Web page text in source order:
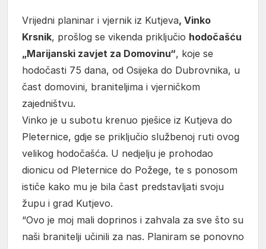
Vrijedni planinar i vjernik iz Kutjeva, Vinko
Krsnik, prošlog se vikenda priključio hodočašću
„Marijanski zavjet za Domovinu“, koje se
hodočasti 75 dana, od Osijeka do Dubrovnika, u
čast domovini, braniteljima i vjerničkom
zajedništvu.
Vinko je u subotu krenuo pješice iz Kutjeva do
Pleternice, gdje se priključio službenoj ruti ovog
velikog hodočašća. U nedjelju je prohodao
dionicu od Pleternice do Požege, te s ponosom
ističe kako mu je bila čast predstavljati svoju
župu i grad Kutjevo.
“Ovo je moj mali doprinos i zahvala za sve što su
naši branitelji učinili za nas. Planiram se ponovno